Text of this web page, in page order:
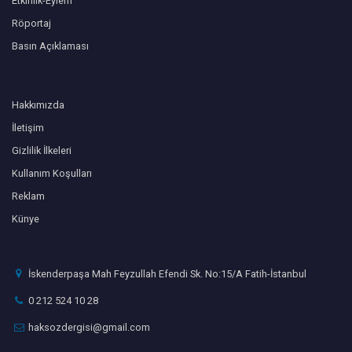
Röportaj
Basın Açıklaması
Hakkımızda
İletişim
Gizlilik İlkeleri
Kullanım Koşulları
Reklam
Künye
İskenderpaşa Mah Feyzullah Efendi Sk. No:15/A Fatih-İstanbul
0 212 524 10 28
haksozdergisi@gmail.com